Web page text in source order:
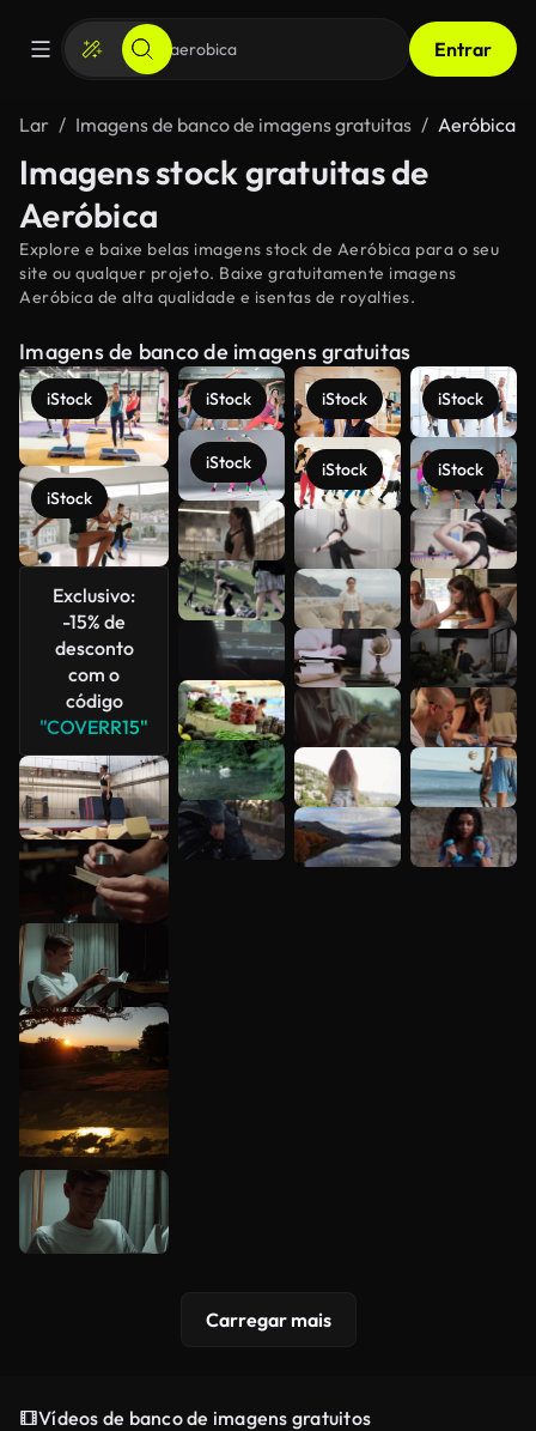
Entrar
Lar Imagens de banco de imagens gratuitas Aeróbica
Imagens stock gratuitas de
Aeróbica
Explore e baixe belas imagens stock de Aeróbica para o seu
site ou qualquer projeto. Baixe gratuitamente imagens
Aeróbica de alta qualidade e isentas de royalties.
Imagens de banco de imagens gratuitas
iStock
iStock
Exclusivo:
-15% de
desconto
com o
código
"COVERR15"
iStock
iStock
iStock
iStock
iStock
iStock
Veja mais
Carregar mais
Vídeos de banco de imagens gratuitos